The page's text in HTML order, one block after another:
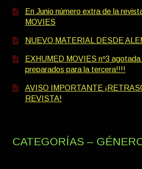
En Junio número extra de la
MOVIES
NUEVO MATERIAL DESDE
EXHUMED MOVIES nº3
preparados para la tercera!!!!
AVISO IMPORTANTE
REVISTA!
CATEGORÍAS –